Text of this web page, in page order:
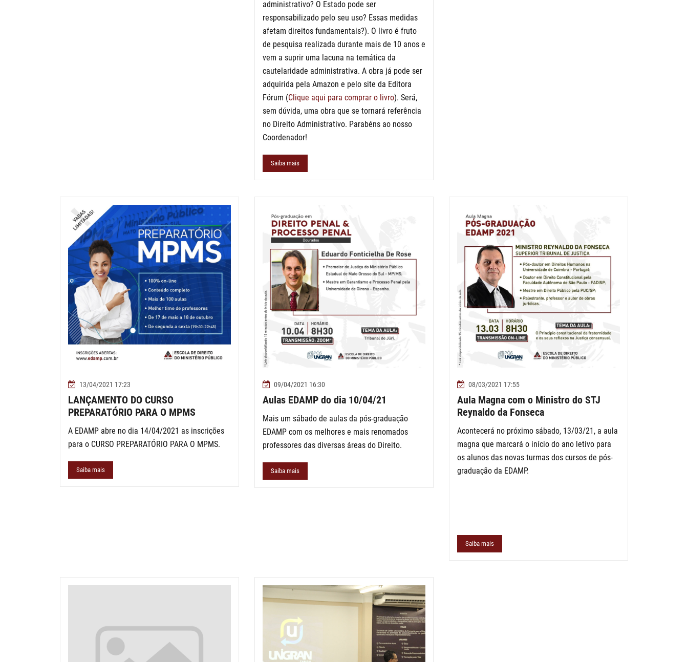
administrativo? O Estado pode ser
responsabilizado pelo seu uso? Essas medidas
afetam direitos fundamentais?). O livro é fruto
de pesquisa realizada durante mais de 10 anos e
vem a suprir uma lacuna na temática da
cautelaridade administrativa. A obra já pode ser
adquirida pela Amazon e pelo site da Editora
Fórum (Clique aqui para comprar o livro). Será,
sem dúvida, uma obra que se tornará referência
no Direito Administrativo. Parabéns ao nosso
Coordenador!
Saiba mais
13/04/2021 17:23
LANÇAMENTO DO CURSO
PREPARATÓRIO PARA O MPMS
A EDAMP abre no dia 14/04/2021 as inscrições
para o CURSO PREPARATÓRIO PARA O MPMS.
Saiba mais
09/04/2021 16:30
Aulas EDAMP do dia 10/04/21
Mais um sábado de aulas da pós-graduação
EDAMP com os melhores e mais renomados
professores das diversas áreas do Direito.
Saiba mais
08/03/2021 17:55
Aula Magna com o Ministro do STJ
Reynaldo da Fonseca
Acontecerá no próximo sábado, 13/03/21, a aula
magna que marcará o início do ano letivo para
os alunos das novas turmas dos cursos de pós-
graduação da EDAMP.
Saiba mais